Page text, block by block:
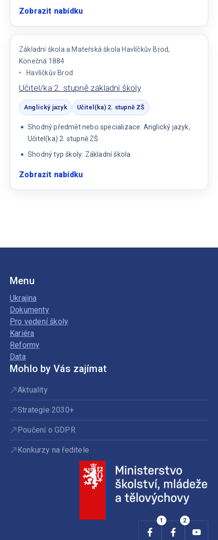
Zobrazit nabídku:
1.
stupně
Základní škola a Mateřská škola Havlíčkův Brod,
Konečná 1884
Havlíčkův Brod
Učitel/ka 2. stupně základní školy
Anglický jazyk Učitel(ka) 2. stupně ZŠ
Shodný předmět nebo specializace: Anglický jazyk,
Učitel(ka) 2. stupně ZŠ
Shodný typ školy: Základní škola
Zobrazit nabídku:
Menu
Ukrajina
Dokumenty
Pro vedení školy
Kariéra
Reformy
Data
Mohlo by Vás zajímat
Aktuality
Strategie 2030+
Poučení o GDPR
Konkurzy na ředitele